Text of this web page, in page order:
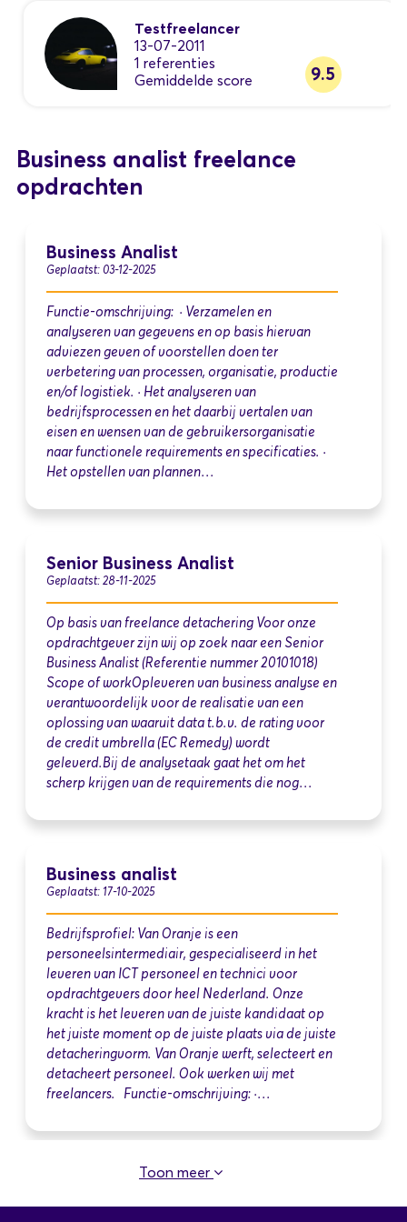
Testfreelancer
13-07-2011
1 referenties
Gemiddelde score
9.5
Business analist freelance
opdrachten
Business Analist
Geplaatst: 03-12-2025
Functie-omschrijving: · Verzamelen en
analyseren van gegevens en op basis hiervan
adviezen geven of voorstellen doen ter
verbetering van processen, organisatie, productie
en/of logistiek. · Het analyseren van
bedrijfsprocessen en het daarbij vertalen van
eisen en wensen van de gebruikersorganisatie
naar functionele requirements en specificaties. ·
Het opstellen van plannen…
Senior Business Analist
Geplaatst: 28-11-2025
Op basis van freelance detachering Voor onze
opdrachtgever zijn wij op zoek naar een Senior
Business Analist (Referentie nummer 20101018)
Scope of workOpleveren van business analyse en
verantwoordelijk voor de realisatie van een
oplossing van waaruit data t.b.v. de rating voor
de credit umbrella (EC Remedy) wordt
geleverd.Bij de analysetaak gaat het om het
scherp krijgen van de requirements die nog…
Business analist
Geplaatst: 17-10-2025
Bedrijfsprofiel: Van Oranje is een
personeelsintermediair, gespecialiseerd in het
leveren van ICT personeel en technici voor
opdrachtgevers door heel Nederland. Onze
kracht is het leveren van de juiste kandidaat op
het juiste moment op de juiste plaats via de juiste
detacheringvorm. Van Oranje werft, selecteert en
detacheert personeel. Ook werken wij met
freelancers. Functie-omschrijving: ·…
Senior Business Analyst
Toon meer